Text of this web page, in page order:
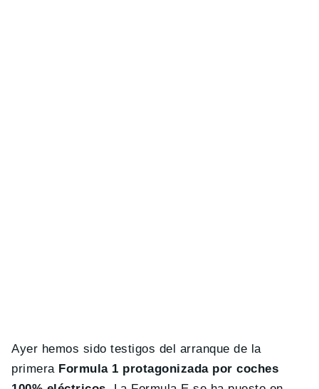
Ayer hemos sido testigos del arranque de la
primera Formula 1 protagonizada por coches